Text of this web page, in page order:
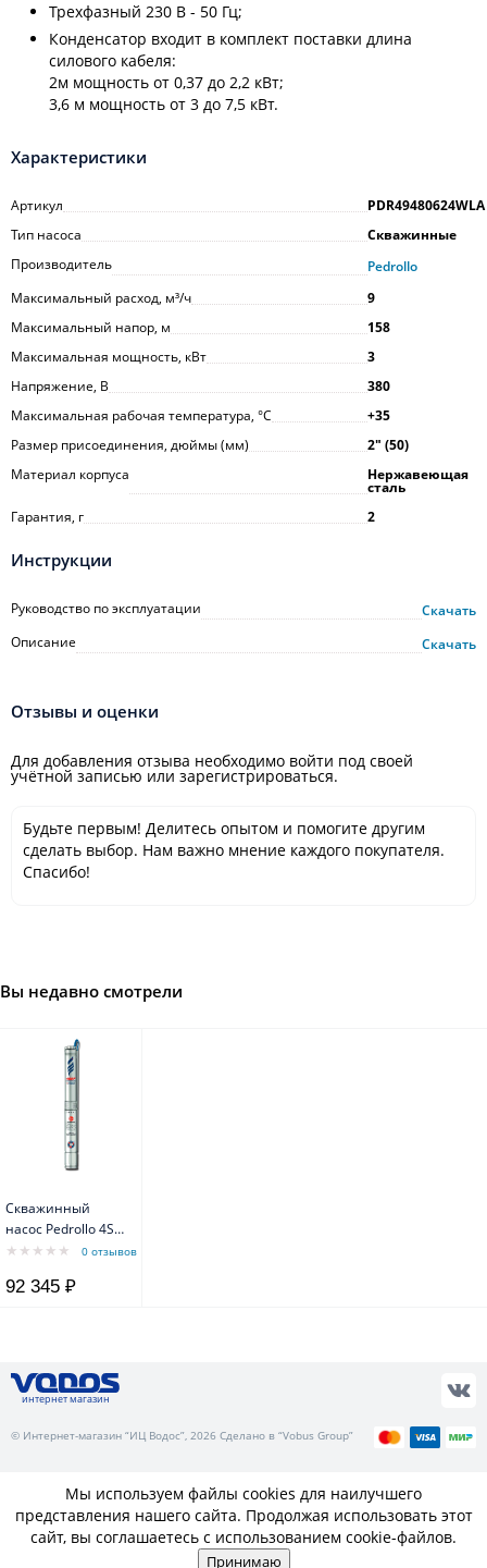
Трехфазный 230 В - 50 Гц;
Конденсатор входит в комплект поставки длина
силового кабеля:
2м мощность от 0,37 до 2,2 кВт;
3,6 м мощность от 3 до 7,5 кВт.
Характеристики
Артикул
PDR49480624WLA
Тип насоса
Скважинные
Производитель
Pedrollo
Максимальный расход, м³/ч
9
Максимальный напор, м
158
Максимальная мощность, кВт
3
Напряжение, В
380
Максимальная рабочая температура, °С
+35
Размер присоединения, дюймы (мм)
2ʺ (50)
Материал корпуса
Нержавеющая
сталь
Гарантия, г
2
Инструкции
Руководство по эксплуатации
Скачать
Описание
Скачать
Отзывы и оценки
Для добавления отзыва необходимо войти под своей
учётной записью или зарегистрироваться.
Будьте первым! Делитесь опытом и помогите другим
сделать выбор. Нам важно мнение каждого покупателя.
Спасибо!
Вы недавно смотрели
Скважинный
насос Pedrollo 4SR
6/24 F-PD с
двигателем 4PD
0 отзывов
92 345 ₽
интернет магазин
© Интернет-магазин “ИЦ Водос”, 2026 Сделано в “Vobus Group”
Мы используем файлы cookies для наилучшего
представления нашего сайта. Продолжая использовать этот
сайт, вы соглашаетесь с использованием cookie-файлов.
Принимаю